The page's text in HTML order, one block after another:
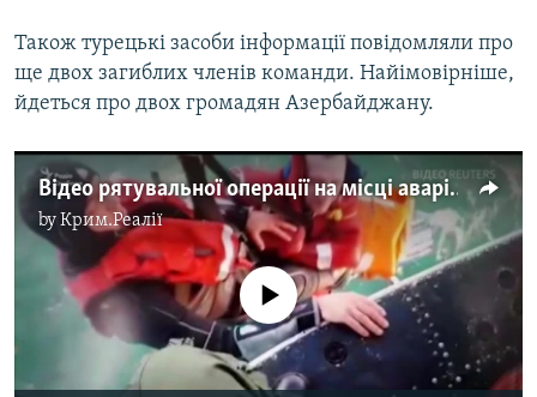
Також турецькі засоби інформації повідомляли про
ще двох загиблих членів команди. Найімовірніше,
йдеться про двох громадян Азербайджану.
Відео рятувальної операції на місці аварії судна, в якій загинули українці
byКрим.Реалії
No media source currently available